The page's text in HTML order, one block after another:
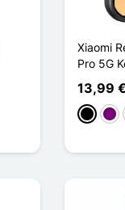
Xiaomi
Pro 5G
13,99 €
Musta